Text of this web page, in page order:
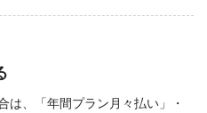
は、「年間プラン月々払い」・